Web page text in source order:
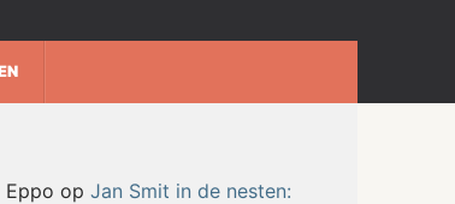
Eppo op Jan Smit in de nesten: